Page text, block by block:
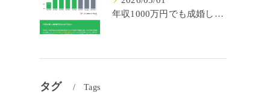
年収1000万円でも成婚しやすいとは限らない? 「年収帯別の成婚率」のリアル
タグ Tags